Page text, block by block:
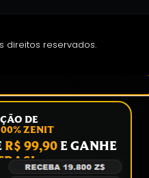
direitos reservados.
DE
ZENIT
R$ 99,90E GANHE